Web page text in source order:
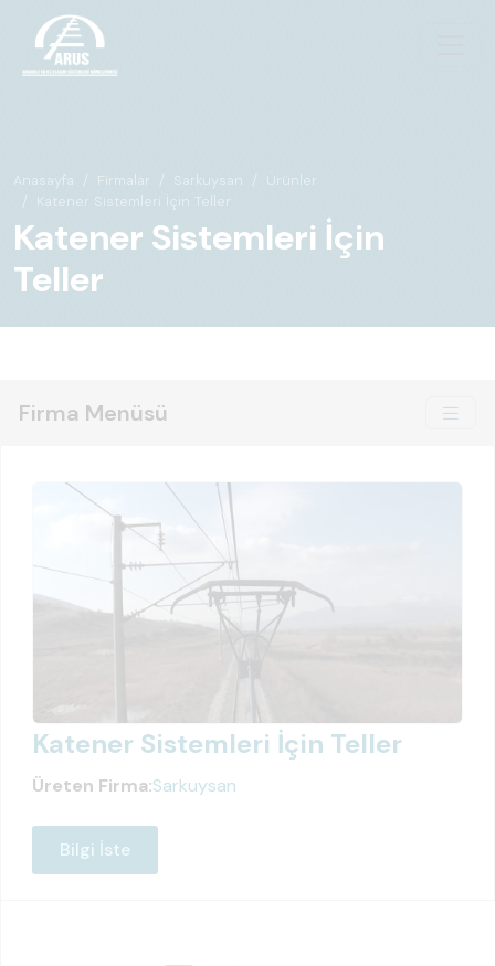
Anasayfa Firmalar Sarkuysan
Ürünler
Katener Sistemleri İçin Teller
Katener Sistemleri İçin
Teller
Firma Menüsü
Katener Sistemleri İçin Teller
Üreten Firma:Sarkuysan
Bilgi İste